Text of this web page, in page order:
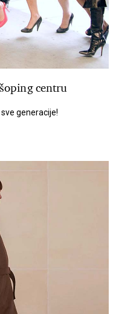
centru
generacije!